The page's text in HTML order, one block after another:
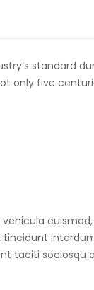
standard
only five
tincidunt
taciti sociosqu